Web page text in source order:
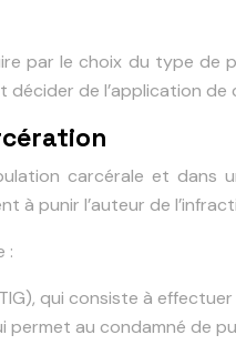
par le choix du type de
décider de l’application
carcérale et dans
à punir l’auteur de
:
qui consiste à
au condamné de